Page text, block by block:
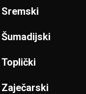
Sremski
Šumadijski
Toplički
Zaječarski